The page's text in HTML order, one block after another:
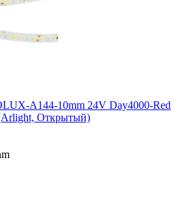
A144-10mm 24V Day4000-Red
Открытый)